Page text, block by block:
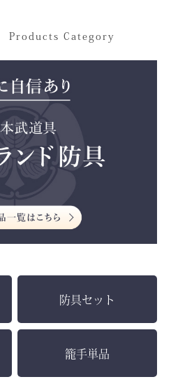
Products Category
防具セット
籠手単品